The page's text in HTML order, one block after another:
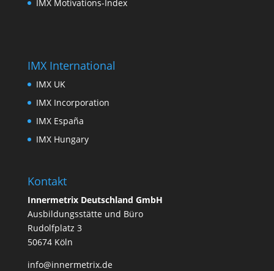
IMX Motivations-Index
IMX International
IMX UK
IMX Incorporation
IMX España
IMX Hungary
Kontakt
Innermetrix Deutschland GmbH
Ausbildungsstätte und Büro
Rudolfplatz 3
50674 Köln
info@innermetrix.de